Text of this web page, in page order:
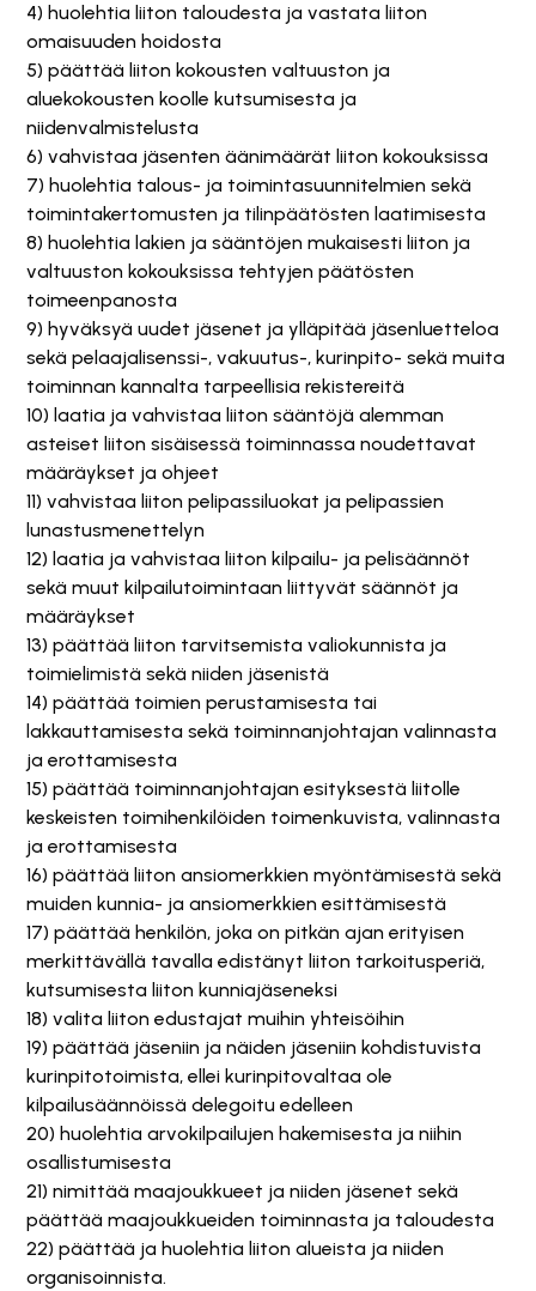
4) huolehtia liiton taloudesta ja vastata liiton
omaisuuden hoidosta
5) päättää liiton kokousten valtuuston ja
aluekokousten koolle kutsumisesta ja
niidenvalmistelusta
6) vahvistaa jäsenten äänimäärät liiton kokouksissa
7) huolehtia talous- ja toimintasuunnitelmien sekä
toimintakertomusten ja tilinpäätösten laatimisesta
8) huolehtia lakien ja sääntöjen mukaisesti liiton ja
valtuuston kokouksissa tehtyjen päätösten
toimeenpanosta
9) hyväksyä uudet jäsenet ja ylläpitää jäsenluetteloa
sekä pelaajalisenssi-, vakuutus-, kurinpito- sekä muita
toiminnan kannalta tarpeellisia rekistereitä
10) laatia ja vahvistaa liiton sääntöjä alemman
asteiset liiton sisäisessä toiminnassa noudettavat
määräykset ja ohjeet
11) vahvistaa liiton pelipassiluokat ja pelipassien
lunastusmenettelyn
12) laatia ja vahvistaa liiton kilpailu- ja pelisäännöt
sekä muut kilpailutoimintaan liittyvät säännöt ja
määräykset
13) päättää liiton tarvitsemista valiokunnista ja
toimielimistä sekä niiden jäsenistä
14) päättää toimien perustamisesta tai
lakkauttamisesta sekä toiminnanjohtajan valinnasta
ja erottamisesta
15) päättää toiminnanjohtajan esityksestä liitolle
keskeisten toimihenkilöiden toimenkuvista, valinnasta
ja erottamisesta
16) päättää liiton ansiomerkkien myöntämisestä sekä
muiden kunnia- ja ansiomerkkien esittämisestä
17) päättää henkilön, joka on pitkän ajan erityisen
merkittävällä tavalla edistänyt liiton tarkoitusperiä,
kutsumisesta liiton kunniajäseneksi
18) valita liiton edustajat muihin yhteisöihin
19) päättää jäseniin ja näiden jäseniin kohdistuvista
kurinpitotoimista, ellei kurinpitovaltaa ole
kilpailusäännöissä delegoitu edelleen
20) huolehtia arvokilpailujen hakemisesta ja niihin
osallistumisesta
21) nimittää maajoukkueet ja niiden jäsenet sekä
päättää maajoukkueiden toiminnasta ja taloudesta
22) päättää ja huolehtia liiton alueista ja niiden
organisoinnista.